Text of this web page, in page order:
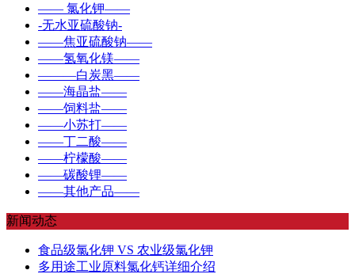
—— 氯化钾——
-无水亚硫酸钠-
——焦亚硫酸钠——
——氢氧化镁——
———白炭黑——
——海晶盐——
——饲料盐——
——小苏打——
——丁二酸——
——柠檬酸——
——碳酸锂——
——其他产品——
新闻动态
食品级氯化钾 VS 农业级氯化钾
多用途工业原料氯化钙详细介绍